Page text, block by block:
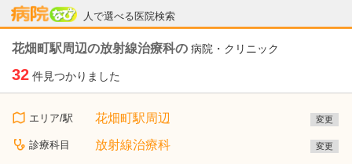
人で選べる医院検索
病院なび
花畑町駅周辺の放射線治療科の 病院・クリニック
32 件見つかりました
エリア/駅 花畑町駅周辺 変更
診療科目 放射線治療科 変更